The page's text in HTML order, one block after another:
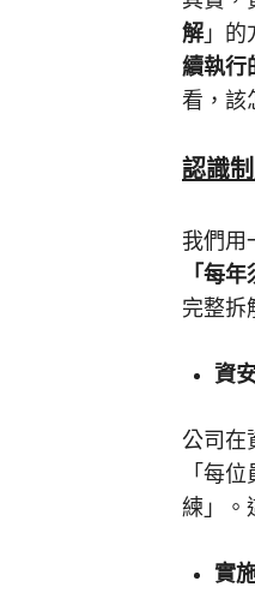
解 」
續執行
看，該
認識
我們用
「每
完整拆
資
公司在
「每
練」。
實